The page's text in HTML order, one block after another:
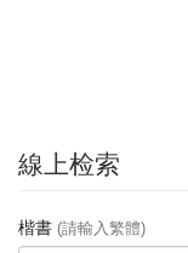
線上检索
楷書 (請輸入繁體)